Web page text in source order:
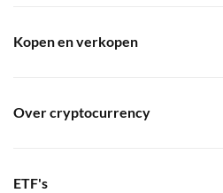
Kopen en verkopen
Over cryptocurrency
ETF's